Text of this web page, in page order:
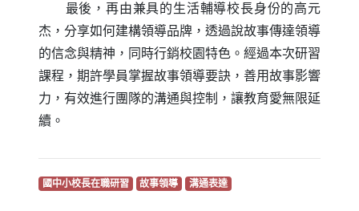
最後，再由兼具的生活輔導校長身份的高元
杰，分享如何建構領導品牌，透過說故事傳達領導
的信念與精神，同時行銷校園特色。經過本次研習
課程，期許學員掌握故事領導要訣，善用故事影響
力，有效進行團隊的溝通與控制，讓教育愛無限延
續。
國中小校長在職研習（另開新視窗）
故事領導（另開新視窗）
溝通表達（另開新視窗）